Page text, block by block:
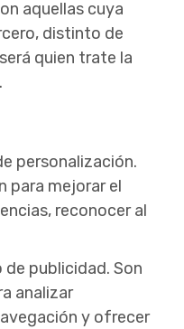
aquellas cuya
distinto de
quien trate la
personalización.
para mejorar el
reconocer al
de publicidad. Son
analizar
y ofrecer